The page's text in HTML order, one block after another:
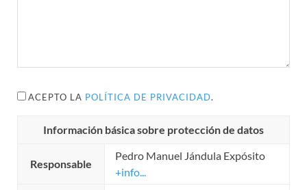
ACEPTO LA POLÍTICA DE PRIVACIDAD.
Información básica sobre protección de datos
Responsable
Pedro Manuel Jándula Expósito
+info...